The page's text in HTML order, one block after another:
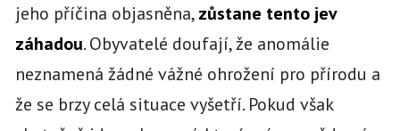
jeho příčina objasněna,zůstane tento jev
záhadou. Obyvatelé doufají, že anomálie
neznamená žádné vážné ohrožení pro přírodu a
že se brzy celá situace vyšetří. Pokud však